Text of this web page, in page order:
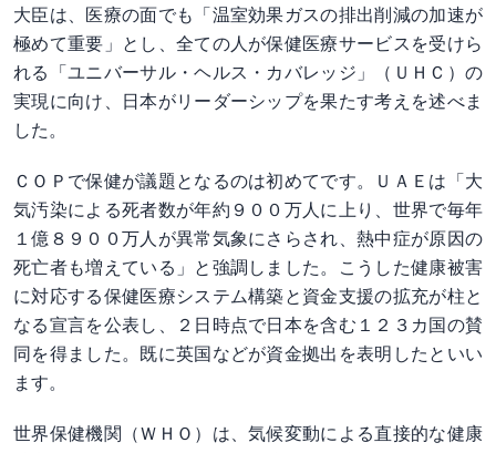
大臣は、医療の面でも「温室効果ガスの排出削減の加速が
極めて重要」とし、全ての人が保健医療サービスを受けら
れる「ユニバーサル・ヘルス・カバレッジ」（ＵＨＣ）の
実現に向け、日本がリーダーシップを果たす考えを述べま
した。
ＣＯＰで保健が議題となるのは初めてです。ＵＡＥは「大
気汚染による死者数が年約９００万人に上り、世界で毎年
１億８９００万人が異常気象にさらされ、熱中症が原因の
死亡者も増えている」と強調しました。こうした健康被害
に対応する保健医療システム構築と資金支援の拡充が柱と
なる宣言を公表し、２日時点で日本を含む１２３カ国の賛
同を得ました。既に英国などが資金拠出を表明したといい
ます。
世界保健機関（ＷＨＯ）は、気候変動による直接的な健康